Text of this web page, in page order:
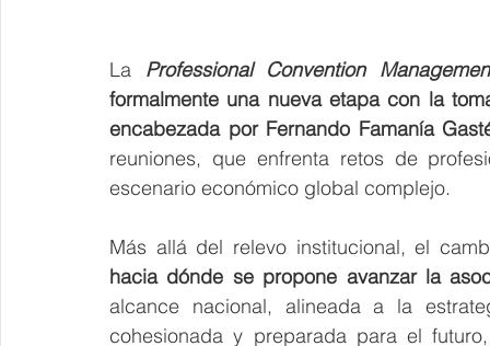
La Professional Convention
formalmente una nueva etapa con la
encabezada por Fernando Famanía
reuniones, que enfrenta retos de
escenario económico global complejo.
Más allá del relevo institucional, el
hacia dónde se propone avanzar la
alcance nacional, alineada a la
cohesionada y preparada para el